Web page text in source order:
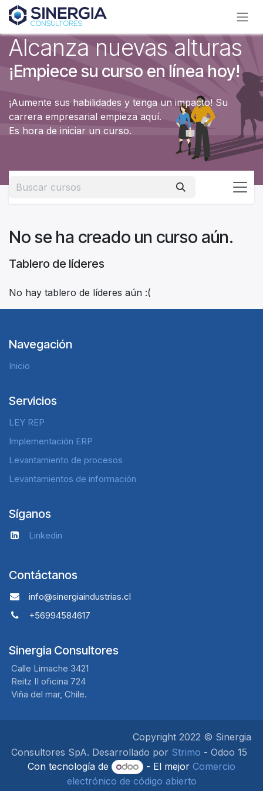
Ir al contenido
Alcanza nuevas alturas
¡Empiece su curso en línea hoy!
¡Aumente sus habilidades y tenga un impacto! Su
carrera empresarial empieza aquí.
Es hora de iniciar un curso.
Tablero de líderes
No hay tablero de líderes aún :(
No se ha creado un curso aún.
Navegación
Inicio
Servicios
LEY REP
Implementación ERP
Levantamiento de procesos
Levantamientos de información
Síganos
Linkedin
Contáctanos
info@sinergiaindustrias.cl
+56994584617
Sinergia Consultores
Calle Limache 3421
Reitz II oficina 724
Viña del mar, Chile.
Copyright 2022 © Sinergia
Consultores SpA. Desarrollado por Strimo - Odoo 15
Con tecnología de
- El mejorComercio
electrónico de código abierto